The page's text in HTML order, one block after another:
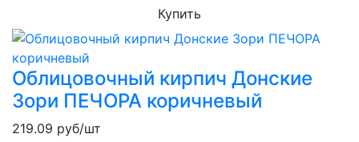
Купить
Облицовочный кирпич Донские
Зори ПЕЧОРА коричневый
219.09 руб/шт